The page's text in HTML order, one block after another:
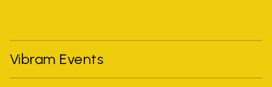
Vibram Events